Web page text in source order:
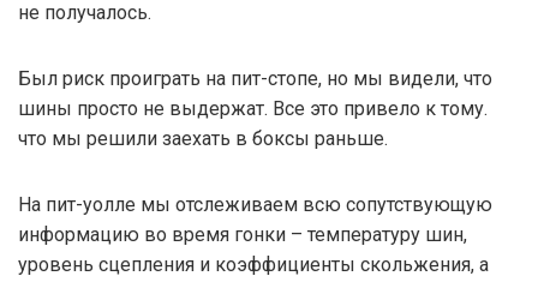
не получалось.
Был риск проиграть на пит-стопе, но мы видели, что
шины просто не выдержат. Все это привело к тому.
что мы решили заехать в боксы раньше.
На пит-уолле мы отслеживаем всю сопутствующую
информацию во время гонки – температуру шин,
уровень сцепления и коэффициенты скольжения, а